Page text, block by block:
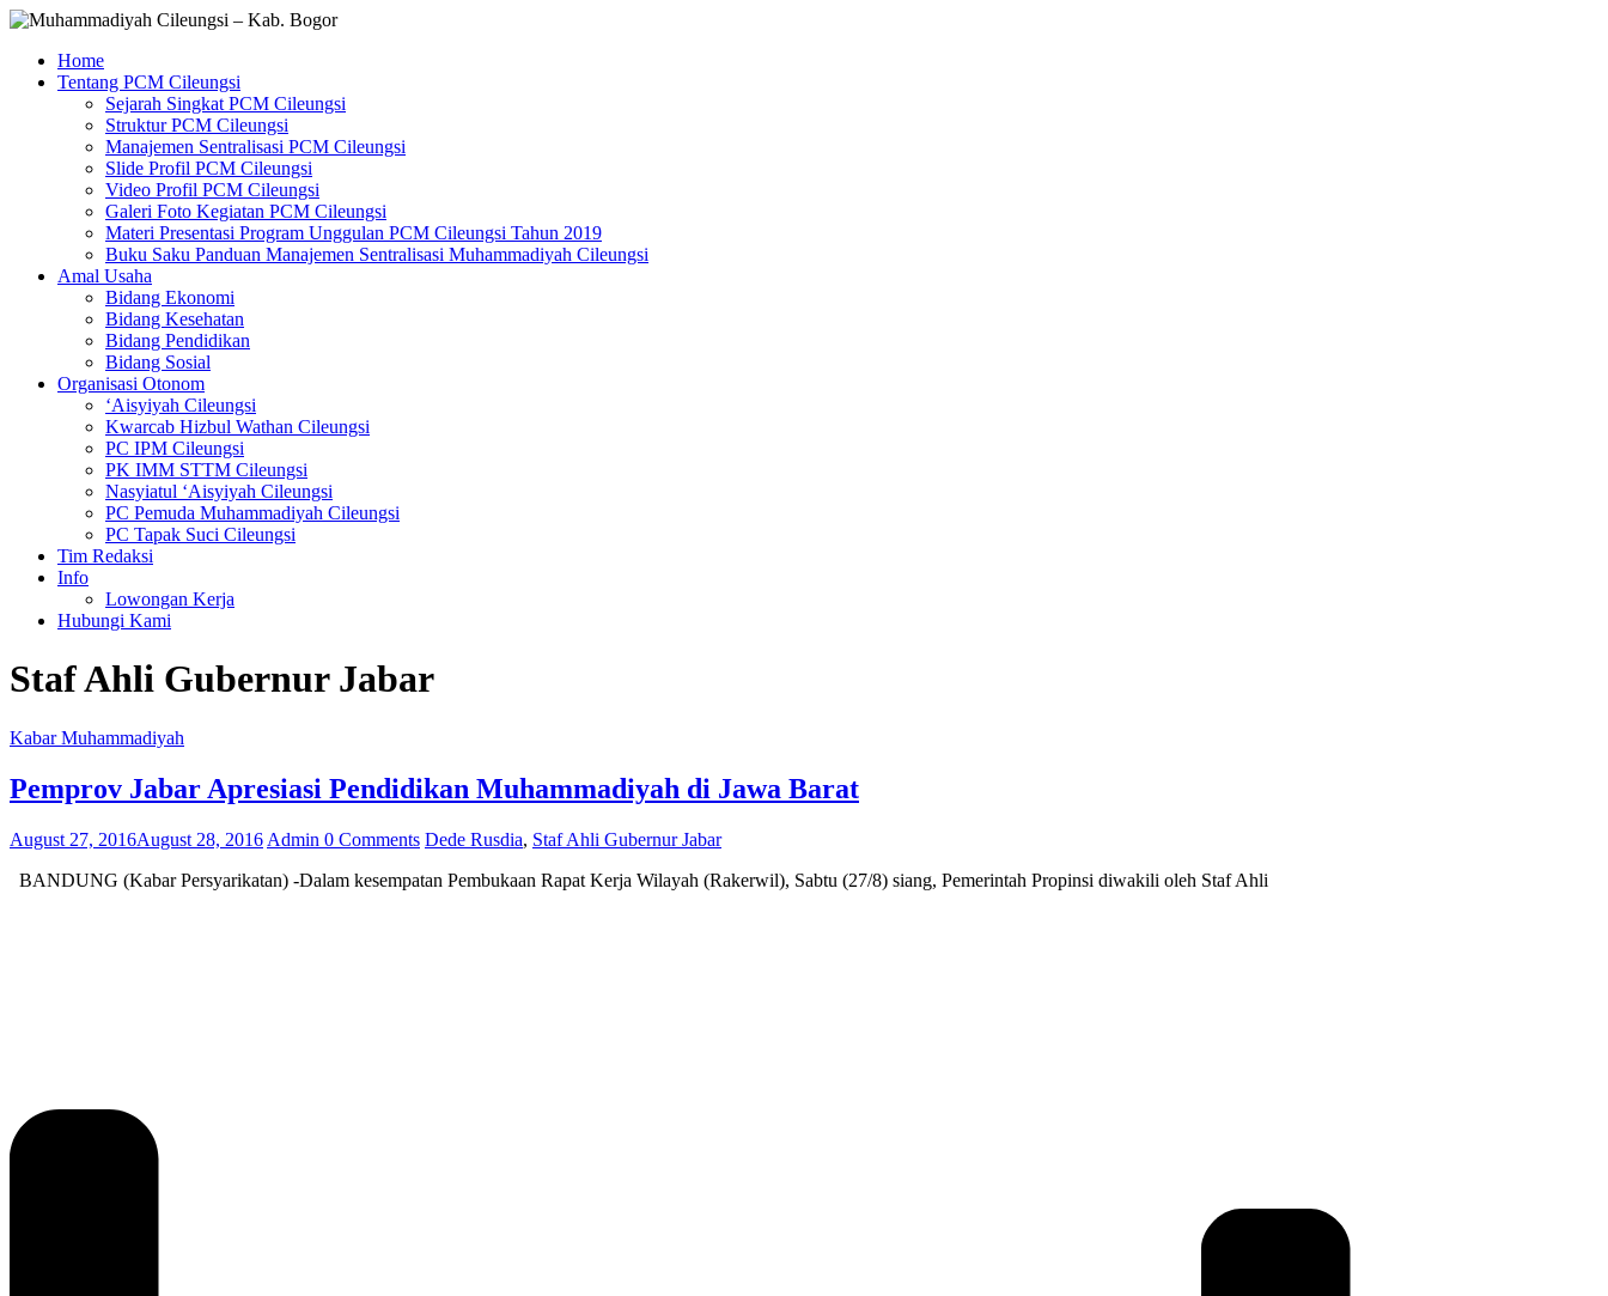
Skip
content
Cileungsi
Muhammadiyah
Home
Tentang PCM Cileungsi
Sejarah Singkat PCM Cileungsi
Struktur PCM Cileungsi
Manajemen Sentralisasi PCM Cileungsi
Slide Profil PCM Cileungsi
Video Profil PCM Cileungsi
Galeri Foto Kegiatan PCM Cileungsi
Materi Presentasi Program Unggulan PCM Cileungsi Tahun 2019
Buku Saku Panduan Manajemen Sentralisasi Muhammadiyah Cileungsi
Amal Usaha
Bidang Ekonomi
Bidang Kesehatan
Bidang Pendidikan
Bidang Sosial
Organisasi Otonom
‘Aisyiyah Cileungsi
Kwarcab Hizbul Wathan Cileungsi
PC IPM Cileungsi
PK IMM STTM Cileungsi
Nasyiatul ‘Aisyiyah Cileungsi
PC Pemuda Muhammadiyah Cileungsi
PC Tapak Suci Cileungsi
Tim Redaksi
Info
Lowongan Kerja
Hubungi Kami
Staf Ahli Gubernur Jabar
Kabar Muhammadiyah
Pemprov Jabar Apresiasi Pendidikan Muhammadiyah di Jawa Barat
August 27, 2016August 28, 2016 Admin 0 Comments Dede Rusdia, Staf Ahli Gubernur Jabar
BANDUNG (Kabar Persyarikatan) -Dalam kesempatan Pembukaan Rapat Kerja Wilayah (Rakerwil), Sabtu (27/8) siang, Pemerintah Propinsi diwakili oleh Staf Ahli